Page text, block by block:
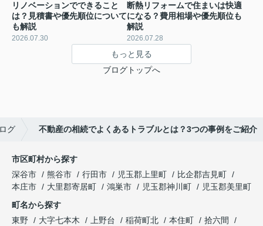
リノベーションでできること
は？見積書や優先順位について
も解説
2026.07.30
断熱リフォームで住まいは快適
になる？費用相場や優先順位も
解説
2026.07.28
もっと見る
ブログトップへ
グ 不動産の相続でよくあるトラブルとは？3つの事例をご紹介
市区町村から探す
深谷市
熊谷市 行田市 児玉郡上里町
比企郡吉見町
本庄市
大里郡寄居町 鴻巣市 児玉郡神川町
児玉郡美里町
町名から探す
東野
大字七本木 上野台 稲荷町北 本住町
拾六間